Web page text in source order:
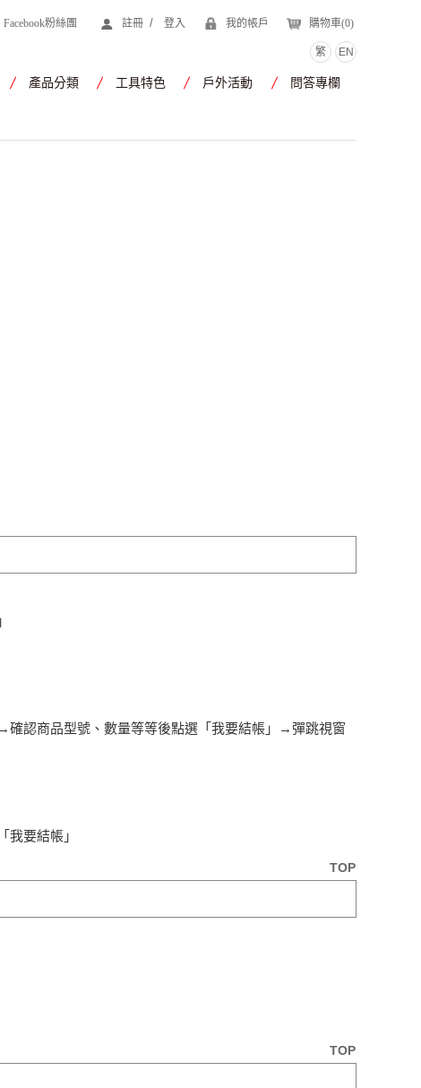
Facebook粉絲團 註冊 / 登入 我的帳戶 購物車(0)
繁 EN
產品分類 工具特色 戶外活動 問答專欄
認商品型號、數量等等後點選「我要結帳」→彈跳視窗
要結帳」
TOP
TOP